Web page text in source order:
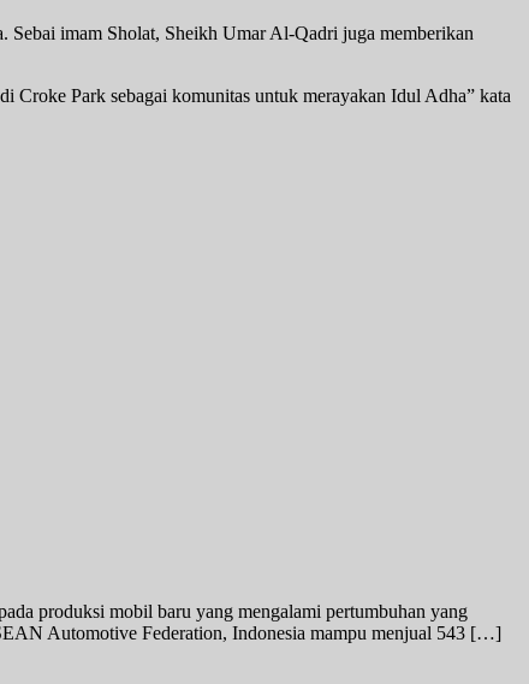
Sebai imam Sholat, Sheikh Umar Al-Qadri juga memberikan
Croke Park sebagai komunitas untuk merayakan Idul Adha” kata
produksi mobil baru yang mengalami pertumbuhan yang
Automotive Federation, Indonesia mampu menjual 543 […]